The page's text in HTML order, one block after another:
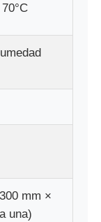
mm ×
una)